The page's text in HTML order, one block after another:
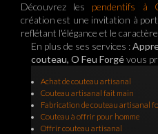
Découvrez les pendentifs à
création est une invitation à
reflétant l'élégance et le
En plus de ses services :
couteau, O Feu Forgévous
Achat de couteau artisanal
Couteau artisanal fait main
Fabrication de couteau artisanal
Couteau à offrir pour homme
Offrir couteau artisanal